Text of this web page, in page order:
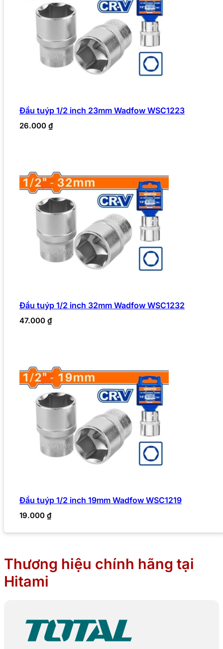
Đầu tuýp 1/2 inch 23mm Wadfow WSC1223
26.000 ₫
Đầu tuýp 1/2 inch 32mm Wadfow WSC1232
47.000 ₫
Đầu tuýp 1/2 inch 19mm Wadfow WSC1219
19.000 ₫
Thương hiệu chính hãng tại
Hitami